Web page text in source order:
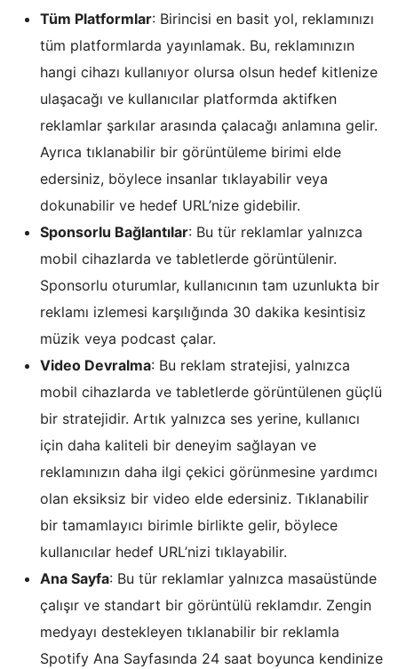
Tüm Platformlar: Birincisi en basit yol, reklamınızı
tüm platformlarda yayınlamak. Bu, reklamınızın
hangi cihazı kullanıyor olursa olsun hedef kitlenize
ulaşacağı ve kullanıcılar platformda aktifken
reklamlar şarkılar arasında çalacağı anlamına gelir.
Ayrıca tıklanabilir bir görüntüleme birimi elde
edersiniz, böylece insanlar tıklayabilir veya
dokunabilir ve hedef URL’nize gidebilir.
Sponsorlu Bağlantılar: Bu tür reklamlar yalnızca
mobil cihazlarda ve tabletlerde görüntülenir.
Sponsorlu oturumlar, kullanıcının tam uzunlukta bir
reklamı izlemesi karşılığında 30 dakika kesintisiz
müzik veya podcast çalar.
Video Devralma: Bu reklam stratejisi, yalnızca
mobil cihazlarda ve tabletlerde görüntülenen güçlü
bir stratejidir. Artık yalnızca ses yerine, kullanıcı
için daha kaliteli bir deneyim sağlayan ve
reklamınızın daha ilgi çekici görünmesine yardımcı
olan eksiksiz bir video elde edersiniz. Tıklanabilir
bir tamamlayıcı birimle birlikte gelir, böylece
kullanıcılar hedef URL’nizi tıklayabilir.
Ana Sayfa: Bu tür reklamlar yalnızca masaüstünde
çalışır ve standart bir görüntülü reklamdır. Zengin
medyayı destekleyen tıklanabilir bir reklamla
Spotify Ana Sayfasında 24 saat boyunca kendinize